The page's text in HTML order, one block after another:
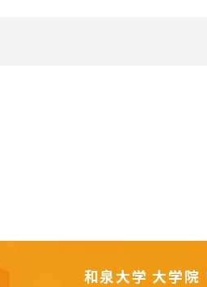
和泉大学 大学院